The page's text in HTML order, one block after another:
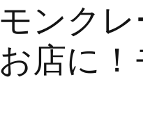
モンク
お店に